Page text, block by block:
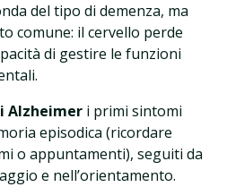
del tipo di demenza, ma
comune: il cervello perde
di gestire le funzioni
Alzheimer i primi sintomi
episodica (ricordare
o appuntamenti), seguiti da
e nell’orientamento.